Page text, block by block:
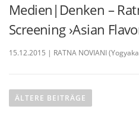
Medien|Denken –
Screening ›Asian
15.12.2015 | RATNA NOVIANI
eÄLTERE BEITRÄGE